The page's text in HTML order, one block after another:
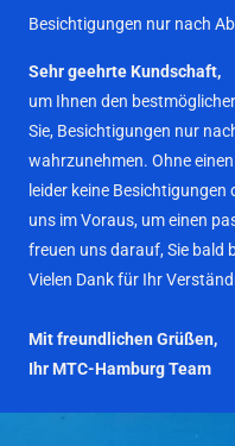
Besichtigungen nur nach
Sehr geehrte Kundschaft,
um Ihnen den
Sie, Besichtigungen nur
wahrzunehmen. Ohne
leider keine
uns im Voraus, um einen
freuen uns darauf, Sie bald
Vielen Dank für Ihr
Mit freundlichen Grüßen,
Ihr MTC-Hamburg Team